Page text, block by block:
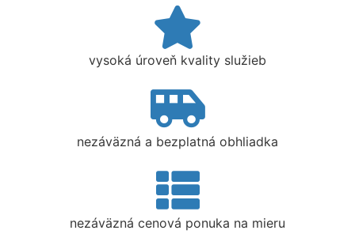
vysoká úroveň kvality služieb
nezáväzná a bezplatná obhliadka
nezáväzná cenová ponuka na mieru